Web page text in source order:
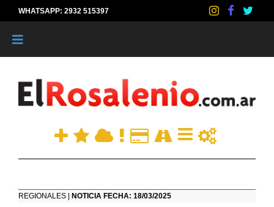
WHATSAPP: 2932 515397
REGIONALES | NOTICIA FECHA: 18/03/2025